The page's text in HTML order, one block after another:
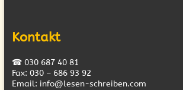
Kontakt
☎ 030 687 40 81
Fax: 030 – 686 93 92
Email: info@lesen-schreiben.com